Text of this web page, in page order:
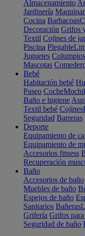
Almacenamiento
Jardinería
Cocina Barbacoas
Decoración Grifos
Textil Cojines de
Piscina Plegable
Juguetes Columpios
Mascotas
Bebé
Habitación bebé
Paseo Coche
Baño e higiene
Textil bebé Cojines
Seguridad Barreras
Deporte
Equipamiento de
Equipamiento de
Accesorios fitness
Recuperación
Baño
Accesorios de baño
Muebles de baño
Espejos de baño
Sanitarios Bañeras
Grifería Grifos
Seguridad de baño